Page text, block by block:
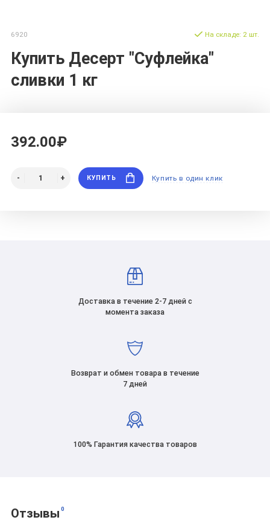
6920
Купить Десерт "Суфлейка"
сливки 1 кг
На складе: 2 шт.
392.00₽
КУПИТЬ Купить в один клик
Доставка в течение 2-7 дней с
момента заказа
Возврат и обмен товара в течение
7 дней
100% Гарантия качества товаров
Отзывы 0